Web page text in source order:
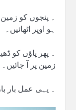
۔ پنجوں کو
ہو اوپر اٹھائیں۔
۔ پھر پاؤں کو
زمین پر آ جائیں۔
۔ یہی عمل بار